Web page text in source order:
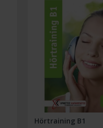
Hörtraining B1